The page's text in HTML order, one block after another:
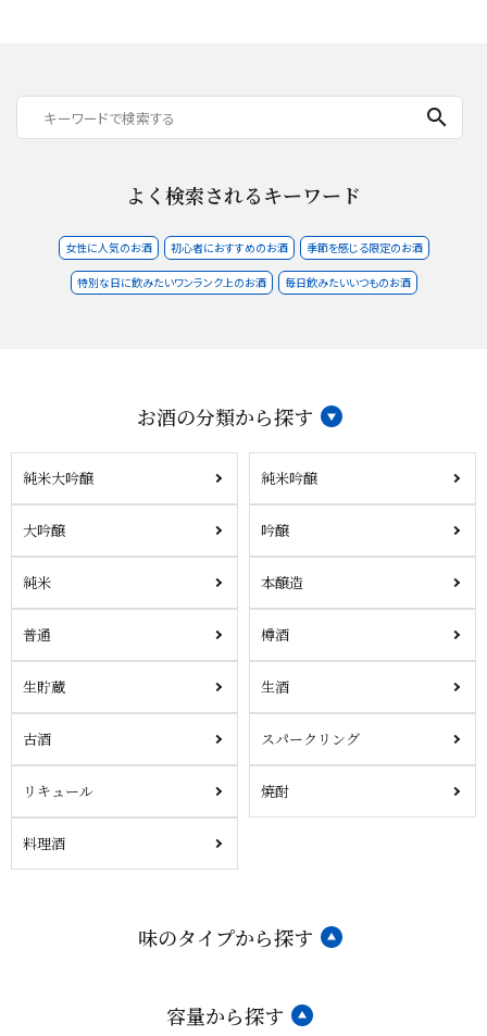
search
よく検索されるキーワード
女性に人気のお酒 初心者におすすめのお酒 季節を感じる限定のお酒
特別な日に飲みたいワンランク上のお酒 毎日飲みたいいつものお酒
お酒の分類から探す
純米大吟醸 純米吟醸
大吟醸 吟醸
純米 本醸造
普通 樽酒
生貯蔵 生酒
古酒 スパークリング
リキュール 焼酎
料理酒
味のタイプから探す
容量から探す